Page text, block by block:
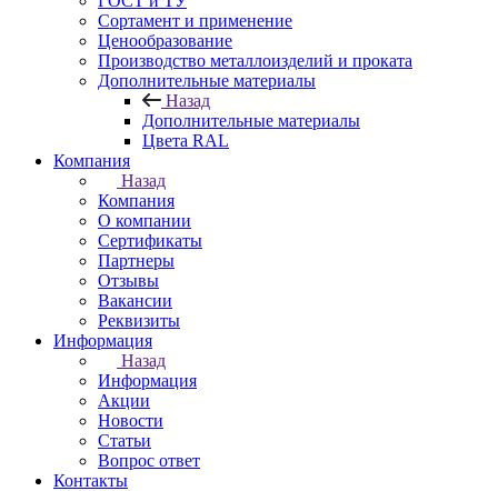
Сортамент и применение
Ценообразование
Производство металлоизделий и проката
Дополнительные материалы
Назад
Дополнительные материалы
Цвета RAL
Компания
Назад
Компания
О компании
Сертификаты
Партнеры
Отзывы
Вакансии
Реквизиты
Информация
Назад
Информация
Акции
Новости
Статьи
Вопрос ответ
Контакты